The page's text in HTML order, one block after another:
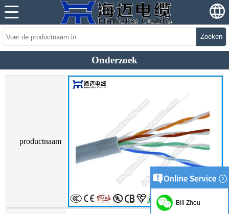
Zoeken
Onderzoek
productnaam
Bill Zhou